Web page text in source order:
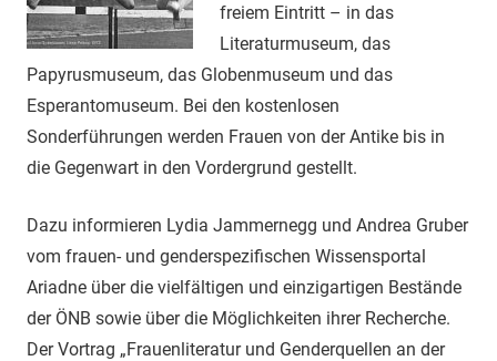
freiem Eintritt – in das
Literaturmuseum, das
Papyrusmuseum, das Globenmuseum und das
Esperantomuseum. Bei den kostenlosen
Sonderführungen werden Frauen von der Antike bis in
die Gegenwart in den Vordergrund gestellt.
Dazu informieren Lydia Jammernegg und Andrea Gruber
vom frauen- und genderspezifischen Wissensportal
Ariadne über die vielfältigen und einzigartigen Bestände
der ÖNB sowie über die Möglichkeiten ihrer Recherche.
Der Vortrag „Frauenliteratur und Genderquellen an der